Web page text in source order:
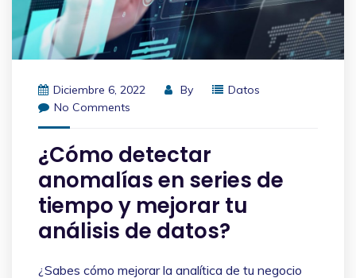
Diciembre 6, 2022 By
Datos
No Comments
¿Cómo detectar
anomalías en series de
tiempo y mejorar tu
análisis de datos?
¿Sabes cómo mejorar la analítica de tu negocio